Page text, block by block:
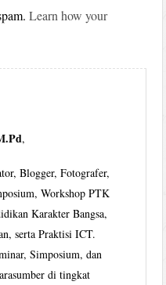
Learn how your
,
Blogger, Fotografer,
Workshop PTK
Karakter Bangsa,
serta Praktisi ICT.
Simposium, dan
di tingkat